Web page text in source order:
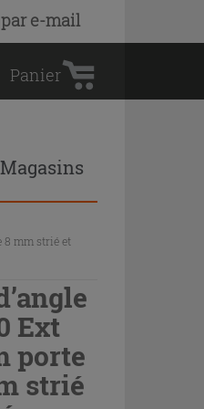
e-mail
d'achat
Panier
Magasins
8 mm strié et
Ext
porte
strié